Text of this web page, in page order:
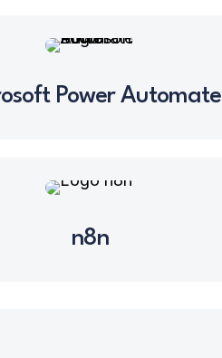
Power Automate
n8n